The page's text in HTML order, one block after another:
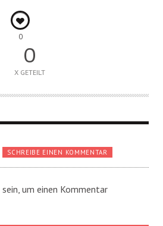
0
0
X GETEILT
SCHREIBE EINEN KOMMENTAR
sein, um einen Kommentar